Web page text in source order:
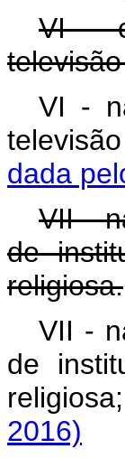
VI -
VI -
dada
VII -
de
religiosa.
VII -
de
2016)